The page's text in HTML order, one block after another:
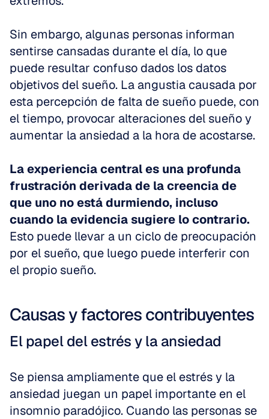
Sin embargo, algunas personas informan
sentirse cansadas durante el día, lo que
puede resultar confuso dados los datos
objetivos del sueño. La angustia causada por
esta percepción de falta de sueño puede, con
el tiempo, provocar alteraciones del sueño y
aumentar la ansiedad a la hora de acostarse.
La experiencia central es una profunda
frustración derivada de la creencia de
que uno no está durmiendo, incluso
cuando la evidencia sugiere lo contrario.
Esto puede llevar a un ciclo de preocupación
por el sueño, que luego puede interferir con
el propio sueño.
Causas y factores contribuyentes
El papel del estrés y la ansiedad
Se piensa ampliamente que el estrés y la
ansiedad juegan un papel importante en el
insomnio paradójico. Cuando las personas se